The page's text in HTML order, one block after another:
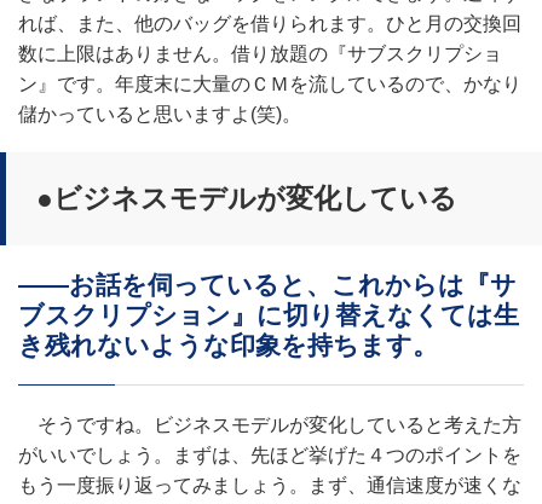
れば、また、他のバッグを借りられます。ひと月の交換回
数に上限はありません。借り放題の『サブスクリプショ
ン』です。年度末に大量のＣＭを流しているので、かなり
儲かっていると思いますよ(笑)。
●ビジネスモデルが変化している
――お話を伺っていると、これからは『サ
ブスクリプション』に切り替えなくては生
き残れないような印象を持ちます。
そうですね。ビジネスモデルが変化していると考えた方
がいいでしょう。まずは、先ほど挙げた４つのポイントを
もう一度振り返ってみましょう。まず、通信速度が速くな